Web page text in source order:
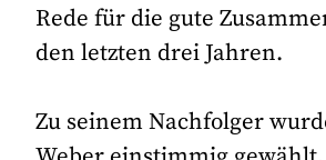
Rede für die gute
den letzten drei Jahren.
Zu seinem Nachfolger